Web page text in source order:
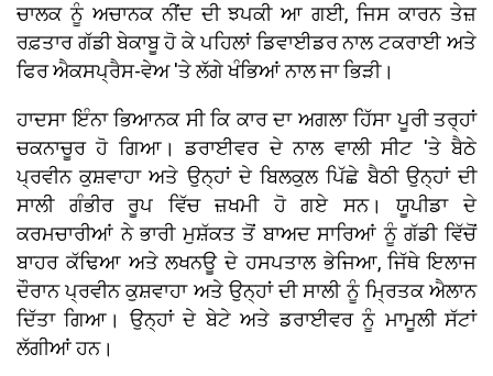
ਚਾਲਕ ਨੂੰ ਅਚਾਨਕ ਨੀਂਦ ਦੀ ਝਪਕੀ ਆ ਗਈ, ਜਿਸ ਕਾਰਨ ਤੇਜ਼
ਰਫ਼ਤਾਰ ਗੱਡੀ ਬੇਕਾਬੂ ਹੋ ਕੇ ਪਹਿਲਾਂ ਡਿਵਾਈਡਰ ਨਾਲ ਟਕਰਾਈ ਅਤੇ
ਫਿਰ ਐਕਸਪ੍ਰੈਸ-ਵੇਅ 'ਤੇ ਲੱਗੇ ਖੰਭਿਆਂ ਨਾਲ ਜਾ ਭਿੜੀ।
ਹਾਦਸਾ ਇੰਨਾ ਭਿਆਨਕ ਸੀ ਕਿ ਕਾਰ ਦਾ ਅਗਲਾ ਹਿੱਸਾ ਪੂਰੀ ਤਰ੍ਹਾਂ
ਚਕਨਾਚੂਰ ਹੋ ਗਿਆ। ਡਰਾਈਵਰ ਦੇ ਨਾਲ ਵਾਲੀ ਸੀਟ 'ਤੇ ਬੈਠੇ
ਪ੍ਰਵੀਨ ਕੁਸ਼ਵਾਹਾ ਅਤੇ ਉਨ੍ਹਾਂ ਦੇ ਬਿਲਕੁਲ ਪਿੱਛੇ ਬੈਠੀ ਉਨ੍ਹਾਂ ਦੀ
ਸਾਲੀ ਗੰਭੀਰ ਰੂਪ ਵਿੱਚ ਜ਼ਖਮੀ ਹੋ ਗਏ ਸਨ। ਯੂਪੀਡਾ ਦੇ
ਕਰਮਚਾਰੀਆਂ ਨੇ ਭਾਰੀ ਮੁਸ਼ੱਕਤ ਤੋਂ ਬਾਅਦ ਸਾਰਿਆਂ ਨੂੰ ਗੱਡੀ ਵਿੱਚੋਂ
ਬਾਹਰ ਕੱਢਿਆ ਅਤੇ ਲਖਨਊ ਦੇ ਹਸਪਤਾਲ ਭੇਜਿਆ, ਜਿੱਥੇ ਇਲਾਜ
ਦੌਰਾਨ ਪ੍ਰਵੀਨ ਕੁਸ਼ਵਾਹਾ ਅਤੇ ਉਨ੍ਹਾਂ ਦੀ ਸਾਲੀ ਨੂੰ ਮ੍ਰਿਤਕ ਐਲਾਨ
ਦਿੱਤਾ ਗਿਆ। ਉਨ੍ਹਾਂ ਦੇ ਬੇਟੇ ਅਤੇ ਡਰਾਈਵਰ ਨੂੰ ਮਾਮੂਲੀ ਸੱਟਾਂ
ਲੱਗੀਆਂ ਹਨ।